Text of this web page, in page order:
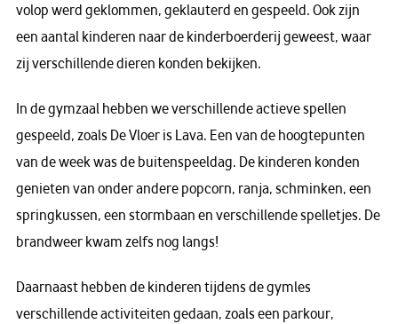
volop werd geklommen, geklauterd en gespeeld. Ook zijn
een aantal kinderen naar de kinderboerderij geweest, waar
zij verschillende dieren konden bekijken.
In de gymzaal hebben we verschillende actieve spellen
gespeeld, zoals De Vloer is Lava. Een van de hoogtepunten
van de week was de buitenspeeldag. De kinderen konden
genieten van onder andere popcorn, ranja, schminken, een
springkussen, een stormbaan en verschillende spelletjes. De
brandweer kwam zelfs nog langs!
Daarnaast hebben de kinderen tijdens de gymles
verschillende activiteiten gedaan, zoals een parkour,